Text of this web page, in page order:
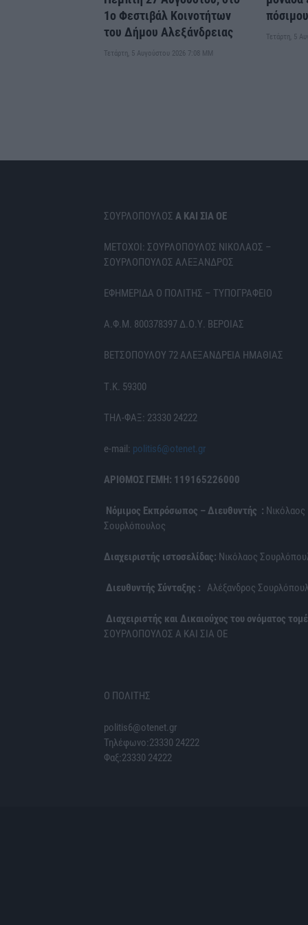
1ο Φεστιβάλ Κοινοτήτων
του Δήμου Αλεξάνδρειας
Τετάρτη, 5 Αυγούστου 2026 7:08 ΜΜ
Τετάρτη, 5
ΣΟΥΡΛΟΠΟΥΛΟΣ Α ΚΑΙ ΣΙΑ ΟΕ
ΜΕΤΟΧΟΙ: ΣΟΥΡΛΟΠΟΥΛΟΣ ΝΙΚΟΛΑΟΣ –
ΣΟΥΡΛΟΠΟΥΛΟΣ ΑΛΕΞΑΝΔΡΟΣ
ΕΦΗΜΕΡΙΔΑ Ο ΠΟΛΙΤΗΣ – ΤΥΠΟΓΡΑΦΕΙΟ
Α.Φ.Μ. 800378397 Δ.Ο.Υ. ΒΕΡΟΙΑΣ
ΒΕΤΣΟΠΟΥΛΟΥ 72 ΑΛΕΞΑΝΔΡΕΙΑ ΗΜΑΘΙΑΣ
Τ.Κ. 59300
ΤΗΛ-ΦΑΞ: 23330 24222
e-mail: politis6@otenet.gr
ΑΡΙΘΜΟΣ ΓΕΜΗ: 119165226000
Νόμιμος Εκπρόσωπος – Διευθυντής : Νικόλαος
Σουρλόπουλος
Διαχειριστής ιστοσελίδας: Νικόλαος
Διευθυντής Σύνταξης : Αλέξανδρος
Διαχειριστής και Δικαιούχος του ονόματος
ΣΟΥΡΛΟΠΟΥΛΟΣ Α ΚΑΙ ΣΙΑ ΟΕ
Ο ΠΟΛΙΤΗΣ
politis6@otenet.gr
Τηλέφωνο:23330 24222
Φαξ:23330 24222